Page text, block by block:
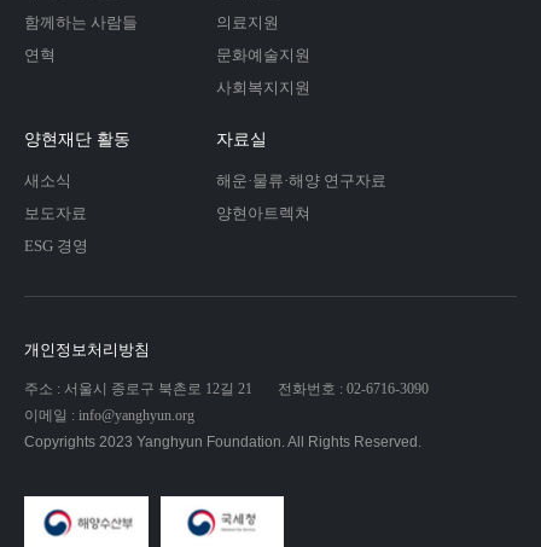
함께하는 사람들
연혁
의료지원
문화예술지원
사회복지지원
양현재단 활동
새소식
보도자료
ESG 경영
자료실
해운·물류·해양 연구자료
양현아트렉쳐
개인정보처리방침
주소 : 서울시 종로구 북촌로 12길 21
전화번호 : 02-6716-3090
이메일 : info@yanghyun.org
Copyrights 2023 Yanghyun Foundation. All Rights Reserved.